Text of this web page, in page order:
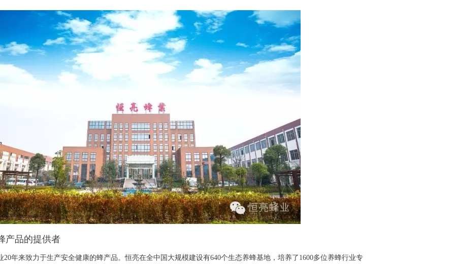
产品的提供者
20年来致力于生产安全健康的蜂产品。恒亮在全中国大规模建设有640个生态养蜂基地，培养了1600多位养蜂行业专